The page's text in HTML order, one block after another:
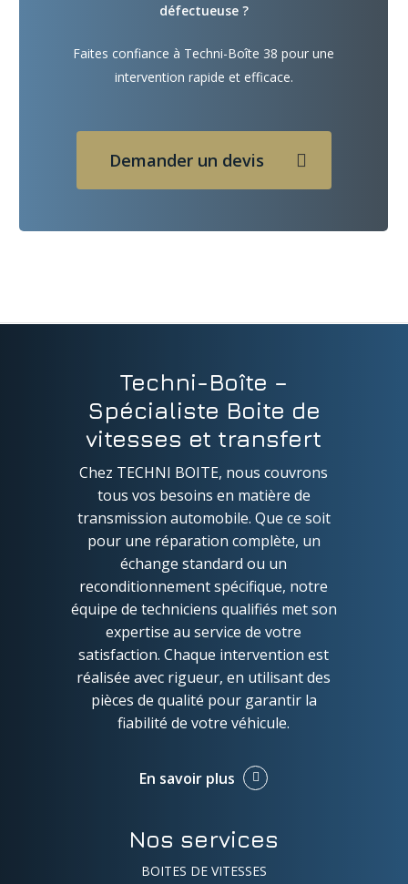
défectueuse ?
Faites confiance à Techni-Boîte 38 pour une
intervention rapide et efficace.
Demander un devis
Techni-Boîte –
Spécialiste Boite de
vitesses et transfert
Chez TECHNI BOITE, nous couvrons
tous vos besoins en matière de
transmission automobile. Que ce soit
pour une réparation complète, un
échange standard ou un
reconditionnement spécifique, notre
équipe de techniciens qualifiés met son
expertise au service de votre
satisfaction. Chaque intervention est
réalisée avec rigueur, en utilisant des
pièces de qualité pour garantir la
fiabilité de votre véhicule.
En savoir plus
Nos services
BOITES DE VITESSES